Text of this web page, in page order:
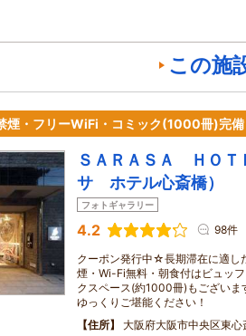
この施
煙・フリーWiFi・コミック(1000冊)完備
ＳＡＲＡＳＡ ＨＯＴ
サ ホテル心斎橋）
フォトギャラリー
4.2 98件
クーポン発行中☆長期滞在に適し
煙・Wi-Fi無料・朝食付はビュッ
クスペース(約1000冊)もございま
ゆっくりご堪能ください！
住所
大阪府大阪市中央区東